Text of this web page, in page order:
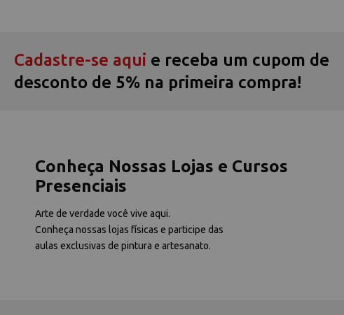
Cadastre-se aqui e receba um cupom de
desconto de 5% na primeira compra!
Conheça Nossas Lojas e Cursos
Presenciais
Arte de verdade você vive aqui.
Conheça nossas lojas físicas e participe das
aulas exclusivas de pintura e artesanato.